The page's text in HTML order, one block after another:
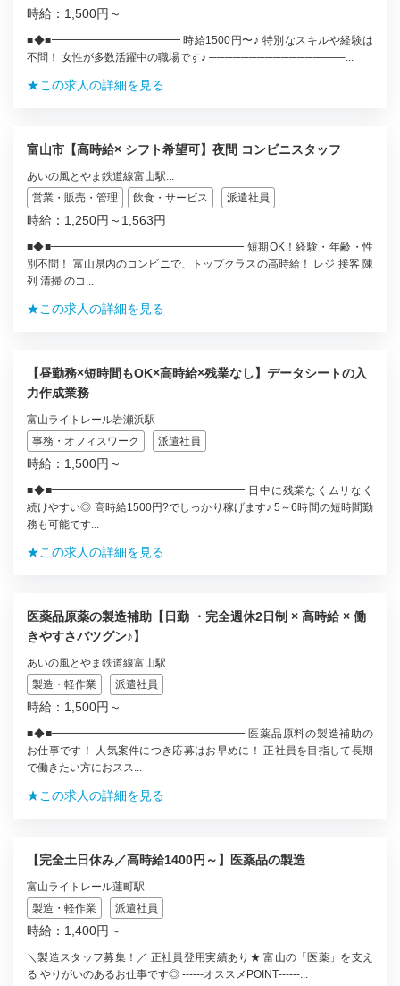
時給：1,500円～
■◆■━━━━━━━━━━━━ 時給1500円〜♪ 特別なスキルや経験は
不問！ 女性が多数活躍中の職場です♪ ─────────────────...
★この求人の詳細を見る
富山市【高時給× シフト希望可】夜間 コンビニスタッフ
あいの風とやま鉄道線富山駅...
営業・販売・管理
飲食・サービス 派遣社員
時給：1,250円～1,563円
■◆■━━━━━━━━━━━━━━━━━━ 短期OK！経験・年齢・性
別不問！ 富山県内のコンビニで、トップクラスの高時給！ レジ 接客 陳
列 清掃 のコ...
★この求人の詳細を見る
【昼勤務×短時間もOK×高時給×残業なし】データシートの入
力作成業務
富山ライトレール岩瀬浜駅
事務・オフィスワーク
派遣社員
時給：1,500円～
■◆■━━━━━━━━━━━━━━━━━━ 日中に残業なくムリなく
続けやすい◎ 高時給1500円?でしっかり稼げます♪ 5～6時間の短時間勤
務も可能です...
★この求人の詳細を見る
医薬品原薬の製造補助【日勤 ・完全週休2日制 × 高時給 × 働
きやすさバツグン♪】
あいの風とやま鉄道線富山駅
製造・軽作業
派遣社員
時給：1,500円～
■◆■━━━━━━━━━━━━━━━━━━ 医薬品原料の製造補助の
お仕事です！ 人気案件につき応募はお早めに！ 正社員を目指して長期
で働きたい方におスス...
★この求人の詳細を見る
【完全土日休み／高時給1400円～】医薬品の製造
富山ライトレール蓮町駅
製造・軽作業
派遣社員
時給：1,400円～
＼製造スタッフ募集！／ 正社員登用実績あり★ 富山の「医薬」を支え
る やりがいのあるお仕事です◎ ‐‐‐‐‐‐オススメPOINT‐‐‐‐‐‐...